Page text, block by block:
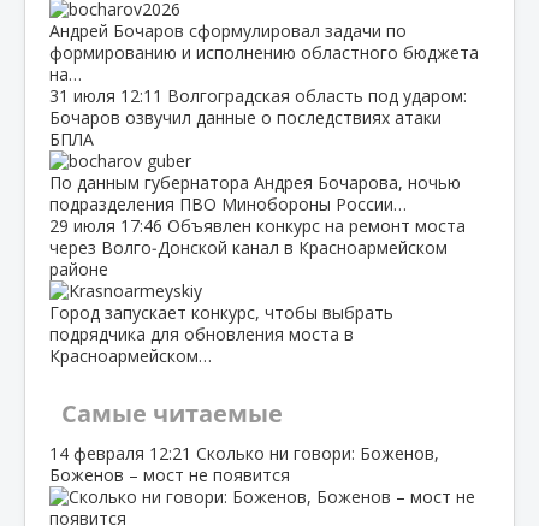
Андрей Бочаров сформулировал задачи по
формированию и исполнению областного бюджета
на…
31 июля 12:11 Волгоградская область под ударом:
Бочаров озвучил данные о последствиях атаки
БПЛА
По данным губернатора Андрея Бочарова, ночью
подразделения ПВО Минобороны России…
29 июля 17:46 Объявлен конкурс на ремонт моста
через Волго‑Донской канал в Красноармейском
районе
Город запускает конкурс, чтобы выбрать
подрядчика для обновления моста в
Красноармейском…
Самые читаемые
14 февраля 12:21 Сколько ни говори: Боженов,
Боженов – мост не появится